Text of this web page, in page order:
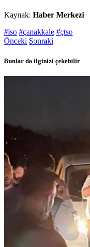
Kaynak: Haber Merkezi
#iso #çanakkale #çtso
Önceki Sonraki
Bunlar da ilginizi çekebilir